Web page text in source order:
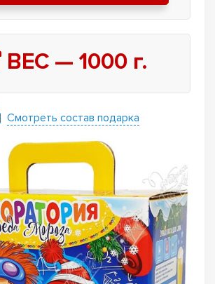
ВЕС — 1000г.
Смотреть состав подарка